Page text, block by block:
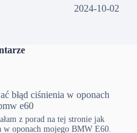
2024-10-02
błąd ciśnienia w oponach
e60
z porad na tej stronie jak
w oponach mojego BMW E60.